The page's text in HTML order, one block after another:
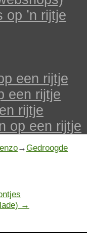
op ’n rijtje
een rijtje
een rijtje
rijtje
op een rijtje
→Gedroogde
→